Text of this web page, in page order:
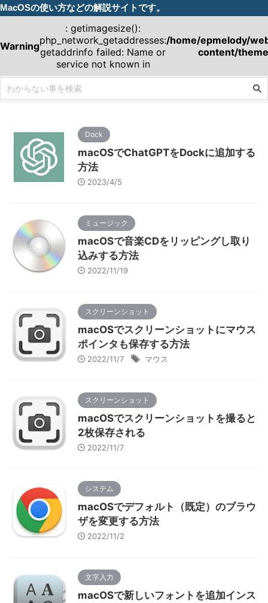
MacOSの使い方などの解説サイトです。
Warning
: getimagesize():
php_network_getaddresses:
getaddrinfo failed: Name or
service not known in
/home/epmelody/
content/
Dock
macOSでChatGPTをDockに追加する
方法
2023/4/5
ミュージック
macOSで音楽CDをリッピングし取り
込みする方法
2022/11/19
スクリーンショット
macOSでスクリーンショットにマウス
ポインタも保存する方法
2022/11/7 マウス
スクリーンショット
macOSでスクリーンショットを撮ると
2枚保存される
2022/11/7
システム
macOSでデフォルト（既定）のブラウ
ザを変更する方法
2022/11/2
文字入力
macOSで新しいフォントを追加インス